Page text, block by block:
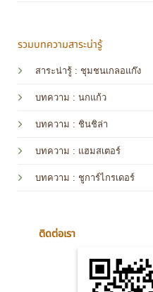
รวมบทความสาระน่ารู้
สาระน่ารู้ : ชุมชนเกลอแก๊ง
บทความ : นกแก้ว
บทความ : ชินชิล่า
บทความ : แฮมสเตอร์
บทความ : ชูการ์ไกรเดอร์
ติดต่อเรา